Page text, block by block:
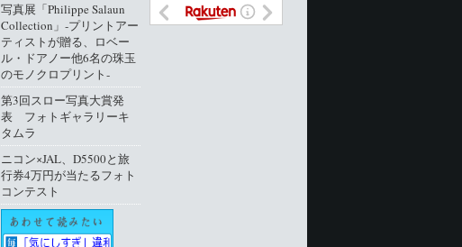
写真展「Philippe Salaun
Collection」‐プリントアー
ティストが贈る、ロベー
ル・ドアノー他6名の珠玉
のモノクロプリント‐
第3回スロー写真大賞発
表 フォトギャラリーキ
タムラ
ニコン×JAL、D5500と旅
行券4万円が当たるフォト
コンテスト